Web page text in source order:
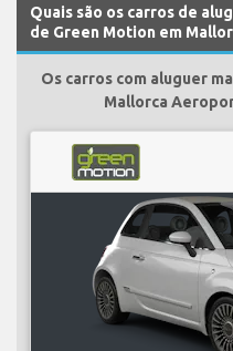
Quais são os carros de
de Green Motion em
Os carros com aluguer
Mallorca